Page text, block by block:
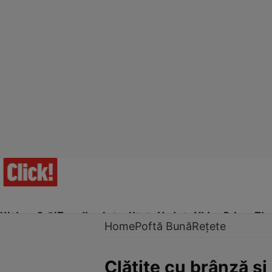
Ultima Oră!Trending Actualitate Vedete Video Prime Time
HomePoftă BunăRețete
Clătite cu brânză şi